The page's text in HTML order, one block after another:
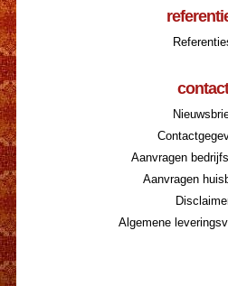
contact
Aanvragen
Aanvragen
Algemene